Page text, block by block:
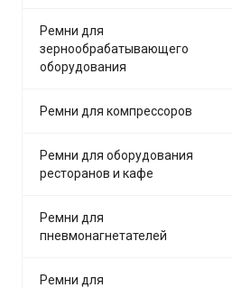
Ремни для
зернообрабатывающего
оборудования
Ремни для компрессоров
Ремни для оборудования
ресторанов и кафе
Ремни для
пневмонагнетателей
Ремни для